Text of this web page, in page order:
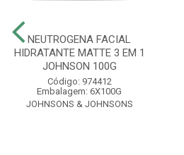
NEUTROGENA FACIAL
HIDRATANTE MATTE 3 EM 1
JOHNSON 100G
Código: 974412
Embalagem: 6X100G
JOHNSONS & JOHNSONS